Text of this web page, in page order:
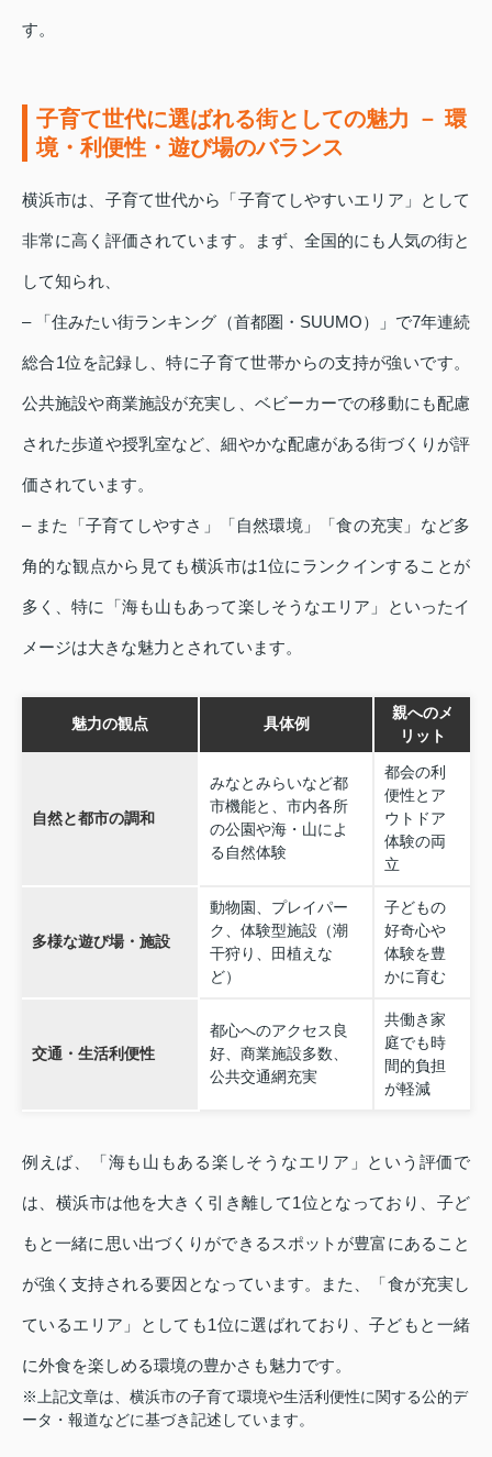
す。
子育て世代に選ばれる街としての魅力 － 環
境・利便性・遊び場のバランス
横浜市は、子育て世代から「子育てしやすいエリア」として
非常に高く評価されています。まず、全国的にも人気の街と
して知られ、
– 「住みたい街ランキング（首都圏・SUUMO）」で7年連続
総合1位を記録し、特に子育て世帯からの支持が強いです。
公共施設や商業施設が充実し、ベビーカーでの移動にも配慮
された歩道や授乳室など、細やかな配慮がある街づくりが評
価されています。
– また「子育てしやすさ」「自然環境」「食の充実」など多
角的な観点から見ても横浜市は1位にランクインすることが
多く、特に「海も山もあって楽しそうなエリア」といったイ
メージは大きな魅力とされています。
魅力の観点 具体例
親へのメ
リット
自然と都市の調和
みなとみらいなど都
市機能と、市内各所
の公園や海・山によ
る自然体験
都会の利
便性とア
ウトドア
体験の両
立
多様な遊び場・施設
動物園、プレイパー
ク、体験型施設（潮
干狩り、田植えな
ど）
子どもの
好奇心や
体験を豊
かに育む
交通・生活利便性
都心へのアクセス良
好、商業施設多数、
公共交通網充実
共働き家
庭でも時
間的負担
が軽減
例えば、「海も山もある楽しそうなエリア」という評価で
は、横浜市は他を大きく引き離して1位となっており、子ど
もと一緒に思い出づくりができるスポットが豊富にあること
が強く支持される要因となっています。また、「食が充実し
ているエリア」としても1位に選ばれており、子どもと一緒
に外食を楽しめる環境の豊かさも魅力です。
※上記文章は、横浜市の子育て環境や生活利便性に関する公的デ
ータ・報道などに基づき記述しています。